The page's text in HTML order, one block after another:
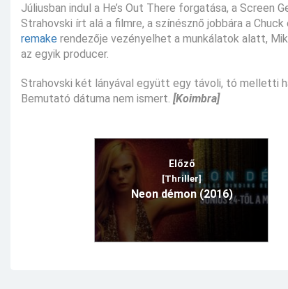
Júliusban indul a He’s Out There forgatása, a
Strahovski írt alá a filmre, a színésznő jobbára a
remake rendezője vezényelhet a munkálatok alatt,
az egyik producer.
Strahovski két lányával együtt egy távoli, tó melletti
Bemutató dátuma nem ismert. [Koimbra]
Előző
[Thriller]
Neon démon (2016)